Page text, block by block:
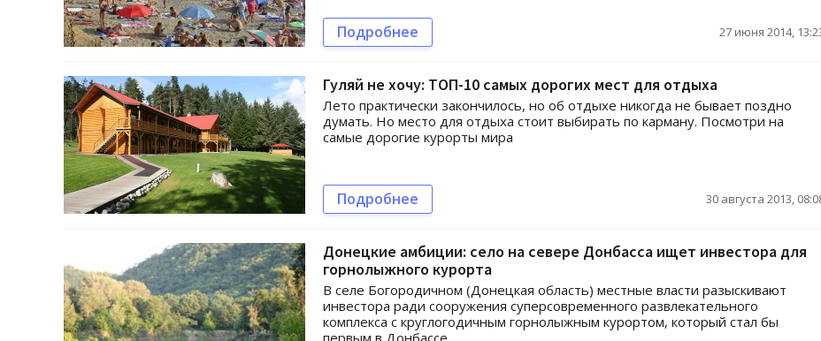
Подробнее 27 июня 2014,
Гуляй не хочу: ТОП-10 самых дорогих мест для отдыха
Лето практически закончилось, но об отдыхе никогда не бывает поздно
думать. Но место для отдыха стоит выбирать по карману. Посмотри на
самые дорогие курорты мира
Подробнее 30 августа 2013,
Донецкие амбиции: село на севере Донбасса ищет инвестора для
горнолыжного курорта
В селе Богородичном (Донецкая область) местные власти разыскивают
инвестора ради сооружения суперсовременного развлекательного
комплекса с круглогодичным горнолыжным курортом, который стал бы
первым в Донбассе.